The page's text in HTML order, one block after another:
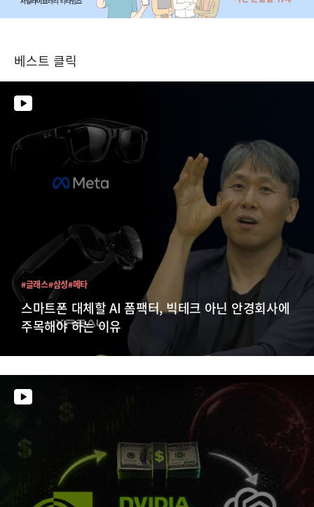
베스트 클릭
스마트폰 대체할 AI 폼팩터, 빅테크 아닌 안경회사에
주목해야 하는 이유
#글래스#삼성#메타